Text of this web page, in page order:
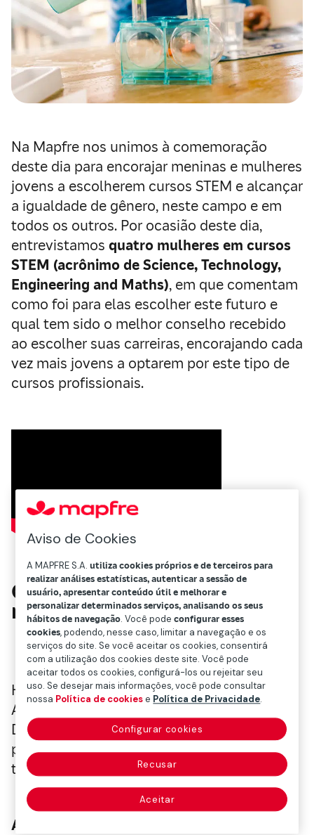
Na Mapfre nos unimos à comemoração
deste dia para encorajar meninas e mulheres
jovens a escolherem cursos STEM e alcançar
a igualdade de gênero, neste campo e em
todos os outros. Por ocasião deste dia,
entrevistamos quatro mulheres em cursos
STEM (acrônimo de Science, Technology,
Engineering and Maths), em que comentam
como foi para elas escolher este futuro e
qual tem sido o melhor conselho recebido
ao escolher suas carreiras, encorajando cada
vez mais jovens a optarem por este tipo de
cursos profissionais.
Como nasce o dia para as
mulheres na ciência?
Há sete anos, em 22 de dezembro de 2015, a
Assembleia Geral decidiu estabelecer um
Dia Internacional anual para reconhecer o
papel chave da mulher na ciência e na
tecnologia.
A igualdade de gênero há muito tempo é
Aviso de Cookies
A MAPFRE S.A.utiliza cookies próprios e de terceiros para
realizar análises estatísticas, autenticar a sessão de
usuário, apresentar conteúdo útil e melhorar e
personalizar determinados serviços, analisando os seus
hábitos de navegação. Você podeconfigurar esses
cookies, podendo, nesse caso, limitar a navegação e os
serviços do site. Se você aceitar os cookies, consentirá
com a utilização dos cookies deste site. Você pode
aceitar todos os cookies, configurá-los ou rejeitar seu
uso. Se desejar mais informações, você pode consultar
nossa Política de cookiese Política de Privacidade.
Configurar cookies
Recusar
Aceitar